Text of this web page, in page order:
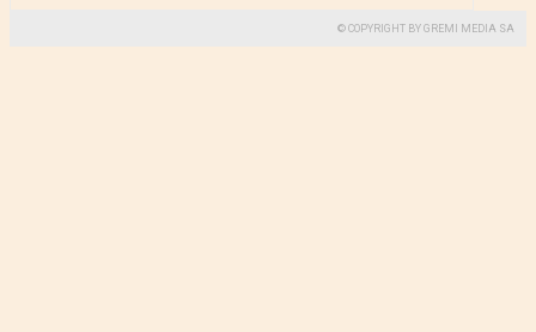
© COPYRIGHT BY GREMI MEDIA SA